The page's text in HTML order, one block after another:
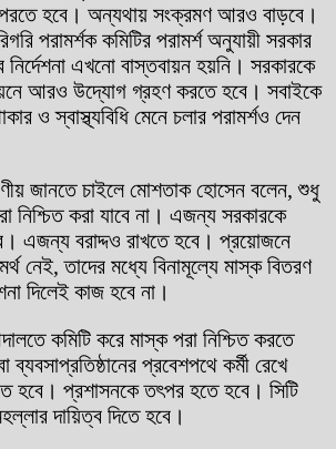
পরতে হবে। অন্যথায় সংক্রমণ আরও বাড়বে।
পরামর্শক কমিটির পরামর্শ অনুযায়ী সরকার
নির্দেশনা এখনো বাস্তবায়ন হয়নি। সরকারকে
আরও উদ্যোগ গ্রহণ করতে হবে। সবাইকে
ও স্বাস্থ্যবিধি মেনে চলার পরামর্শও দেন
জানতে চাইলে মোশতাক হোসেন বলেন, শুধু
নিশ্চিত করা যাবে না। এজন্য সরকারকে
এজন্য বরাদ্দও রাখতে হবে। প্রয়োজনে
নেই, তাদের মধ্যে বিনামূল্যে মাস্ক বিতরণ
দিলেই কাজ হবে না।
কমিটি করে মাস্ক পরা নিশ্চিত করতে
ব্যবসাপ্রতিষ্ঠানের প্রবেশপথে কর্মী রেখে
হবে। প্রশাসনকে তৎপর হতে হবে। সিটি
দায়িত্ব দিতে হবে।